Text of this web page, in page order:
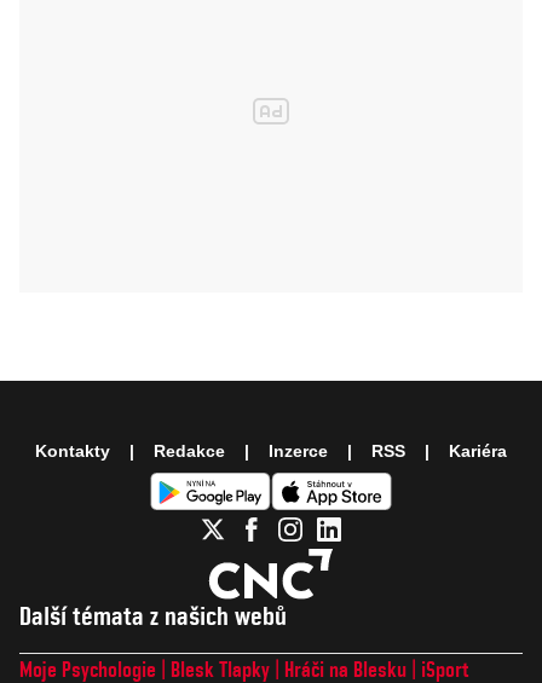
Další témata z našich webů
Moje Psychologie Blesk Tlapky Hráči na Blesku
iSport
Kontakty Redakce Inzerce RSS Kariéra